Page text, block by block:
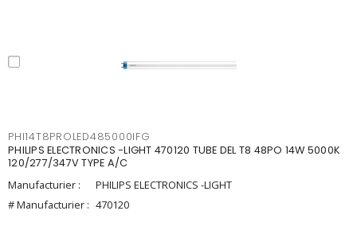
PHI14T8PROLED485000IFG
PHILIPS ELECTRONICS -LIGHT 470120 TUBE DEL T8 48PO 14W 5000K
120/277/347V TYPE A/C
Manufacturier :
PHILIPS ELECTRONICS -LIGHT
# Manufacturier : 470120